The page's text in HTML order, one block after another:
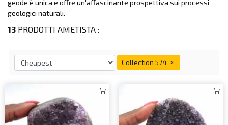
geode è unica e offre un'affascinante prospettiva sui processi
geologici naturali.
13 PRODOTTI AMETISTA :
Collection 574